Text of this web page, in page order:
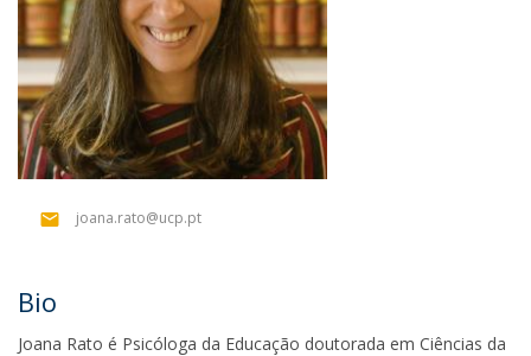
joana.rato@ucp.pt
Bio
Joana Rato é Psicóloga da Educação doutorada em Ciências da